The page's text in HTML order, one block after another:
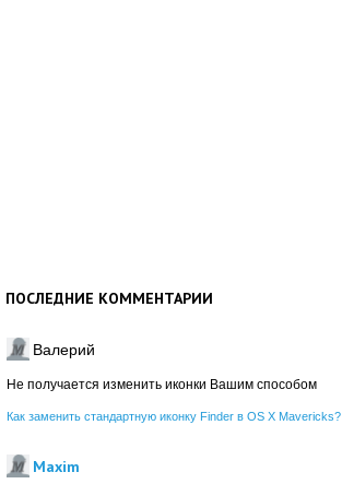
ПОСЛЕДНИЕ КОММЕНТАРИИ
Валерий
Не получается изменить иконки Вашим способом
Как заменить стандартную иконку Finder в OS X Mavericks?
Maxim